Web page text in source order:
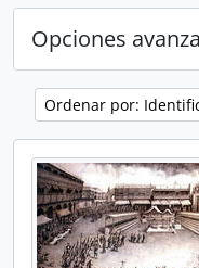
Opciones
Ordenar por: